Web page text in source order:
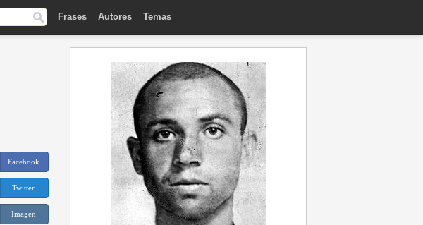
Frases Autores Temas
Facebook
Twitter
Imagen